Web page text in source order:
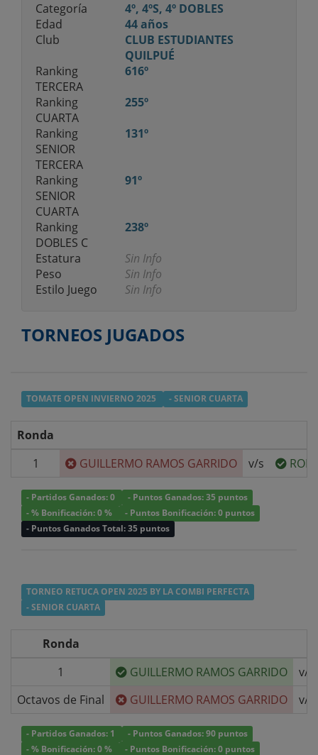
Categoría
4º, 4ºS, 4º DOBLES
Edad
44 años
Club
CLUB ESTUDIANTES
QUILPUÉ
Ranking
TERCERA
616º
Ranking
CUARTA
255º
Ranking
SENIOR
TERCERA
131º
Ranking
SENIOR
CUARTA
91º
Ranking
DOBLES C
238º
Estatura
Sin Info
Peso
Sin Info
Estilo Juego
Sin Info
TORNEOS JUGADOS
TOMATE OPEN INVIERNO 2025 - SENIOR CUARTA
Ronda
1
GUILLERMO RAMOS GARRIDO v/s
- Partidos Ganados: 0
- Puntos Ganados: 35 puntos
- % Bonificación: 0 %
- Puntos Bonificación: 0 puntos
- Puntos Ganados Total: 35 puntos
TORNEO RETUCA OPEN 2025 BY LA COMBI PERFECTA
- SENIOR CUARTA
Ronda
1
GUILLERMO RAMOS GARRIDO
v/s
Octavos de Final
GUILLERMO RAMOS GARRIDO v/s
- Partidos Ganados: 1
- Puntos Ganados: 90 puntos
- % Bonificación: 0 %
- Puntos Bonificación: 0 puntos